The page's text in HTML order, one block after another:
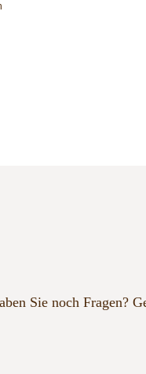
Sie noch Fragen?